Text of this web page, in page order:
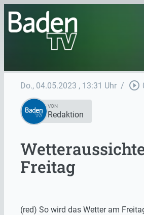
Do., 04.05.2023 , 13:31 Uhr / play_circle_outline
VON
Redaktion
Freitag
(red) So wird das Wetter am